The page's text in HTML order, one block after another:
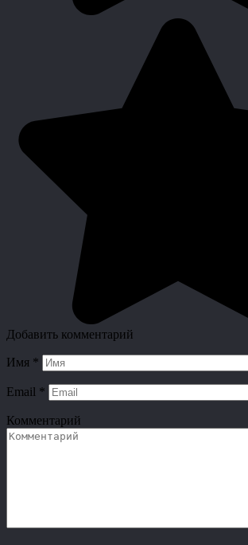
Добавить комментарий
Имя *
Email *
Комментарий